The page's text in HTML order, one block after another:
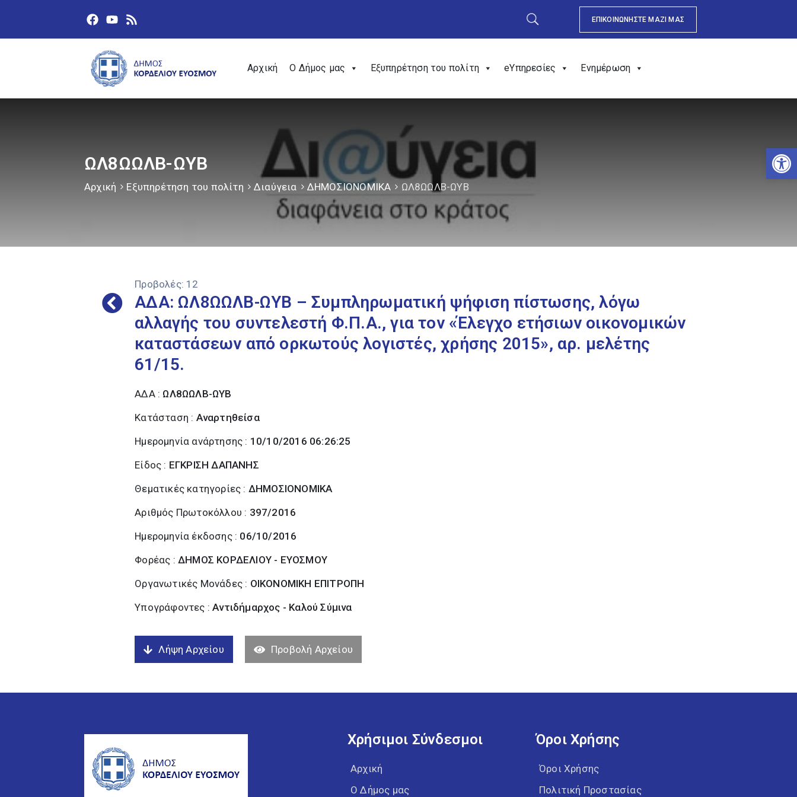
ΕΠΙΚΟΙΝΩΝΗΣΤΕ ΜΑΖΙ ΜΑΣ
Αρχική Ο Δήμος μας Εξυπηρέτηση του πολίτη eΥπηρεσίες Ενημέρωση
ΩΛ8ΩΩΛΒ-ΩΥΒ
Αρχική Εξυπηρέτηση του πολίτη Διαύγεια ΔΗΜΟΣΙΟΝΟΜΙΚΑ ΩΛ8ΩΩΛΒ-ΩΥΒ
Προβολές: 12
ΑΔΑ: ΩΛ8ΩΩΛΒ-ΩΥΒ – Συμπληρωματική ψήφιση πίστωσης, λόγω
αλλαγής του συντελεστή Φ.Π.Α., για τον «Έλεγχο ετήσιων οικονομικών
καταστάσεων από ορκωτούς λογιστές, χρήσης 2015», αρ. μελέτης
61/15.
ΑΔΑ : ΩΛ8ΩΩΛΒ-ΩΥΒ
Κατάσταση : Αναρτηθείσα
Ημερομηνία ανάρτησης : 10/10/2016 06:26:25
Είδος : ΕΓΚΡΙΣΗ ΔΑΠΑΝΗΣ
Θεματικές κατηγορίες : ΔΗΜΟΣΙΟΝΟΜΙΚΑ
Αριθμός Πρωτοκόλλου : 397/2016
Ημερομηνία έκδοσης : 06/10/2016
Φορέας :ΔΗΜΟΣ ΚΟΡΔΕΛΙΟΥ - ΕΥΟΣΜΟΥ
Οργανωτικές Μονάδες : ΟΙΚΟΝΟΜΙΚΗ ΕΠΙΤΡΟΠΗ
Υπογράφοντες :Αντιδήμαρχος - Καλού Σύµινα
Λήψη Αρχείου Προβολή Αρχείου
Χρήσιμοι Σύνδεσμοι
Αρχική
Ο Δήμος μας
Όροι Χρήσης
Όροι Χρήσης
Πολιτική Προστασίας